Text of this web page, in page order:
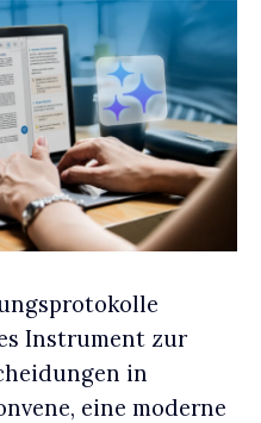
Instrument zur
in
eine moderne